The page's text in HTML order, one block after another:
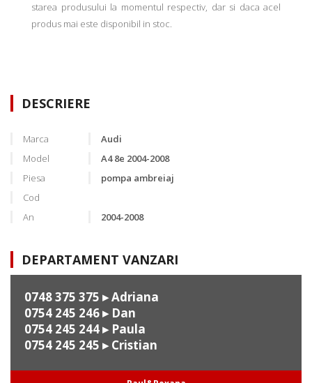
starea produsului la momentul respectiv, dar si daca acel
produs mai este disponibil in stoc.
DESCRIERE
Marca
Audi
Model
A4 8e 2004-2008
Piesa
pompa ambreiaj
Cod
An
2004-2008
DEPARTAMENT VANZARI
0748 375 375 ▸ Adriana
0754 245 246▸ Dan
0754 245 244▸ Paula
0754 245 245 ▸ Cristian